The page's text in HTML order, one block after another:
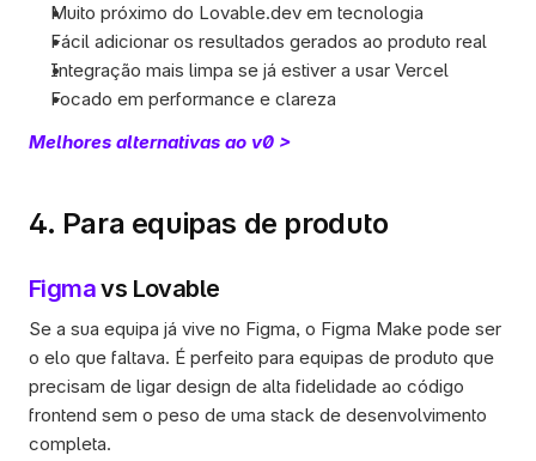
Muito próximo do Lovable.dev em tecnologia
Fácil adicionar os resultados gerados ao produto real
Integração mais limpa se já estiver a usar Vercel
Focado em performance e clareza
Melhores alternativas ao v0 >
4. Para equipas de produto
Figma vs Lovable
Se a sua equipa já vive no Figma, o Figma Make pode ser
o elo que faltava. É perfeito para equipas de produto que
precisam de ligar design de alta fidelidade ao código
frontend sem o peso de uma stack de desenvolvimento
completa.